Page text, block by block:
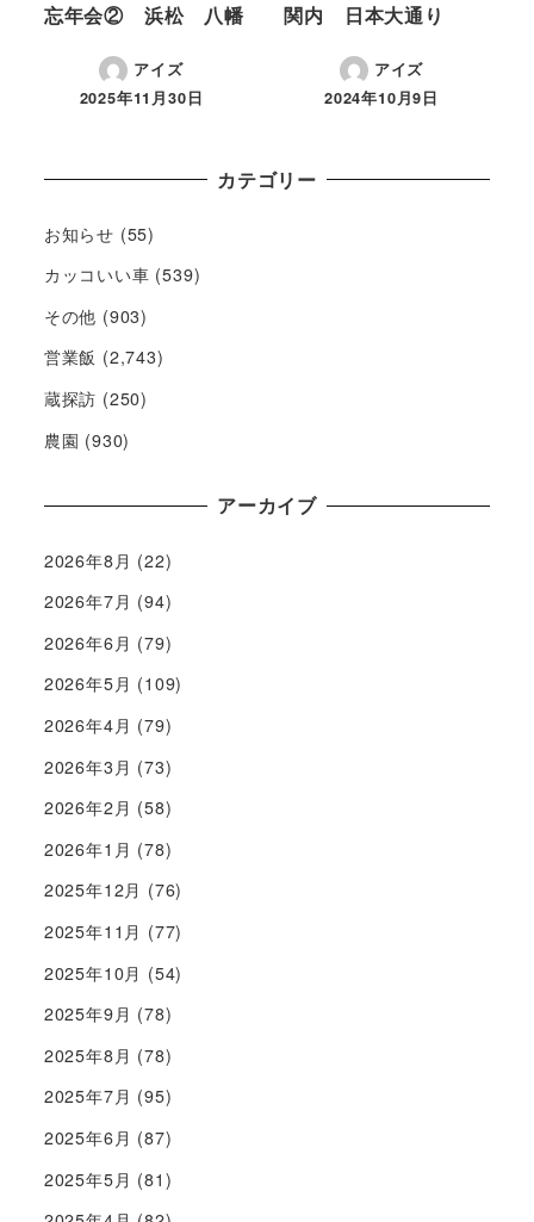
忘年会② 浜松 八幡
アイズ
2025年11月30日
関内 日本大通り
アイズ
2024年10月9日
カテゴリー
お知らせ (55)
カッコいい車 (539)
その他 (903)
営業飯 (2,743)
蔵探訪 (250)
農園 (930)
アーカイブ
2026年8月 (22)
2026年7月 (94)
2026年6月 (79)
2026年5月 (109)
2026年4月 (79)
2026年3月 (73)
2026年2月 (58)
2026年1月 (78)
2025年12月 (76)
2025年11月 (77)
2025年10月 (54)
2025年9月 (78)
2025年8月 (78)
2025年7月 (95)
2025年6月 (87)
2025年5月 (81)